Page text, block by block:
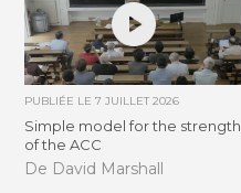
PUBLIÉE LE7 JUILLET 2026
Simple model for the strength
of the ACC
De David Marshall